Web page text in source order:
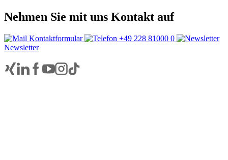
Nehmen Sie mit uns Kontakt auf
Kontaktformular
+49 228 81000 0
Newsletter